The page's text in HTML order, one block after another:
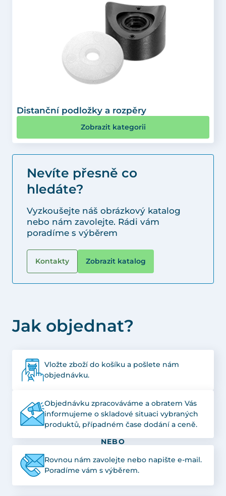
Distanční podložky a rozpěry
Zobrazit kategorii
Nevíte přesně co
hledáte?
Vyzkoušejte náš obrázkový katalog
nebo nám zavolejte. Rádi vám
poradíme s výběrem
Kontakty Zobrazit katalog
Jak objednat?
Vložte zboží do košíku a pošlete nám
objednávku.
Objednávku zpracováváme a obratem Vás
informujeme o skladové situaci vybraných
produktů, případném čase dodání a ceně.
NEBO
Rovnou nám zavolejte nebo napište e-mail.
Poradíme vám s výběrem.